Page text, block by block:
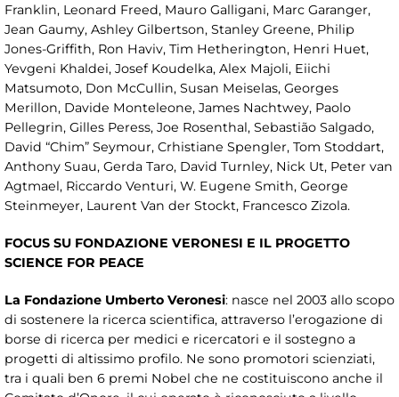
Franklin, Leonard Freed, Mauro Galligani, Marc Garanger,
Jean Gaumy, Ashley Gilbertson, Stanley Greene, Philip
Jones-Griffith, Ron Haviv, Tim Hetherington, Henri Huet,
Yevgeni Khaldei, Josef Koudelka, Alex Majoli, Eiichi
Matsumoto, Don McCullin, Susan Meiselas, Georges
Merillon, Davide Monteleone, James Nachtwey, Paolo
Pellegrin, Gilles Peress, Joe Rosenthal, Sebastião Salgado,
David “Chim” Seymour, Crhistiane Spengler, Tom Stoddart,
Anthony Suau, Gerda Taro, David Turnley, Nick Ut, Peter van
Agtmael, Riccardo Venturi, W. Eugene Smith, George
Steinmeyer, Laurent Van der Stockt, Francesco Zizola.
FOCUS SU FONDAZIONE VERONESI E IL PROGETTO
SCIENCE FOR PEACE
La Fondazione Umberto Veronesi: nasce nel 2003 allo scopo
di sostenere la ricerca scientifica, attraverso l’erogazione di
borse di ricerca per medici e ricercatori e il sostegno a
progetti di altissimo profilo. Ne sono promotori scienziati,
tra i quali ben 6 premi Nobel che ne costituiscono anche il